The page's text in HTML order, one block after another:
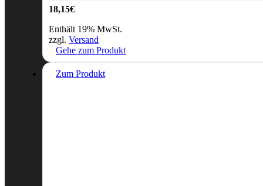
18,15€
Enthält 19% MwSt.
zzgl. Versand
Gehe zum Produkt
Zum Produkt